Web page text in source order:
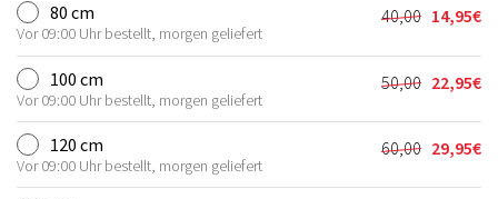
80 cm
Vor 09:00 Uhr bestellt, morgen geliefert
40,00
Preis
war:
40,00€
14,95€
Aktueller
Preis
ist:
14,95€.
100 cm
Vor 09:00 Uhr bestellt, morgen geliefert
50,00
Preis
war:
50,00€
22,95€
Aktueller
Preis
ist:
22,95€.
120 cm
Vor 09:00 Uhr bestellt, morgen geliefert
60,00
Preis
29,95€
Aktueller
Preis